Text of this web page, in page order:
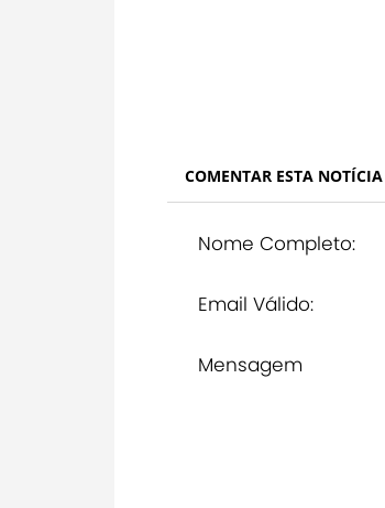
COMENTAR ESTA NOTÍCIA
Nome Completo:
Email Válido:
Mensagem